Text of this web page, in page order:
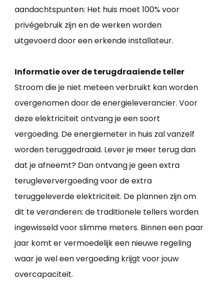
aandachtspunten: Het huis moet 100% voor
privégebruik zijn en de werken worden
uitgevoerd door een erkende installateur.
Informatie over de terugdraaiende teller
Stroom die je niet meteen verbruikt kan worden
overgenomen door de energieleverancier. Voor
deze elektriciteit ontvang je een soort
vergoeding. De energiemeter in huis zal vanzelf
worden teruggedraaid. Lever je meer terug dan
dat je afneemt? Dan ontvang je geen extra
terugleververgoeding voor de extra
teruggeleverde elektriciteit. De plannen zijn om
dit te veranderen: de traditionele tellers worden
ingewisseld voor slimme meters. Binnen een paar
jaar komt er vermoedelijk een nieuwe regeling
waar je wel een vergoeding krijgt voor jouw
overcapaciteit.